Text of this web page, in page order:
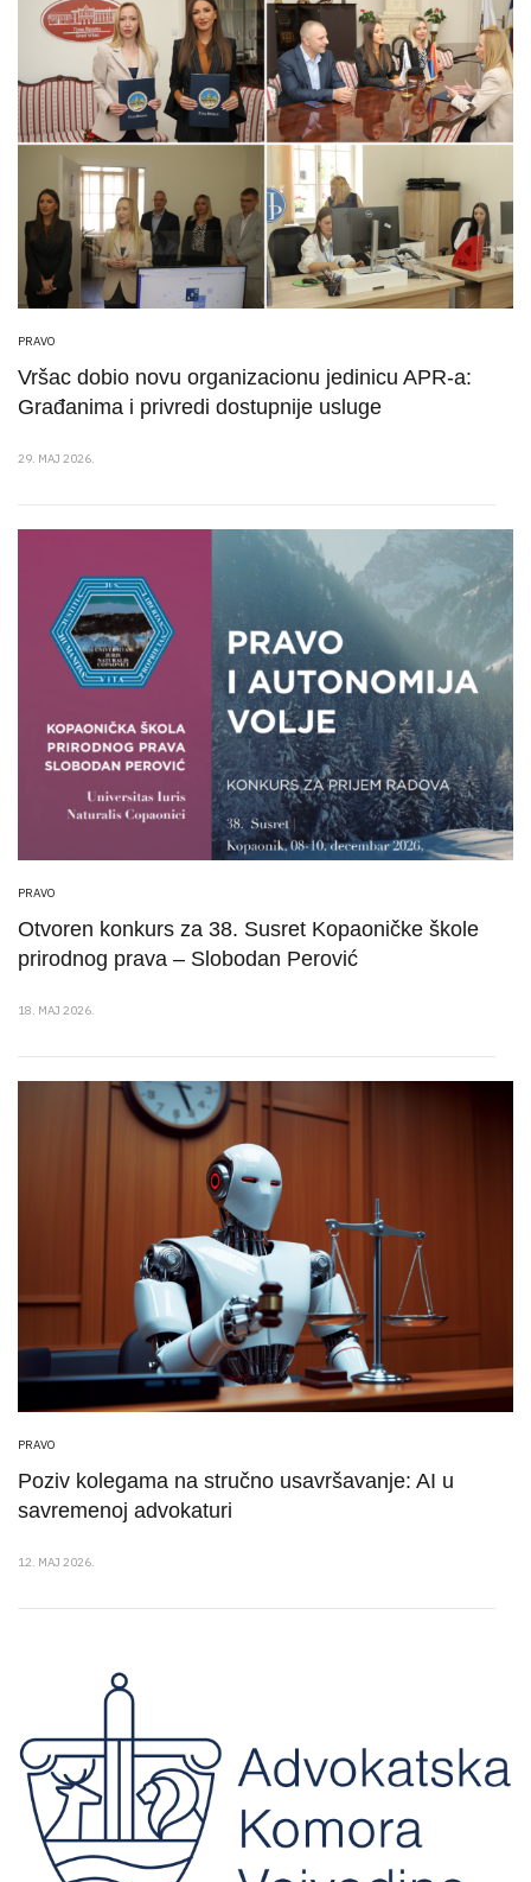
PRAVO
Vršac dobio novu organizacionu jedinicu APR-a:
Građanima i privredi dostupnije usluge
29. MAJ 2026.
PRAVO
Otvoren konkurs za 38. Susret Kopaoničke škole
prirodnog prava – Slobodan Perović
18. MAJ 2026.
PRAVO
Poziv kolegama na stručno usavršavanje: AI u
savremenoj advokaturi
12. MAJ 2026.